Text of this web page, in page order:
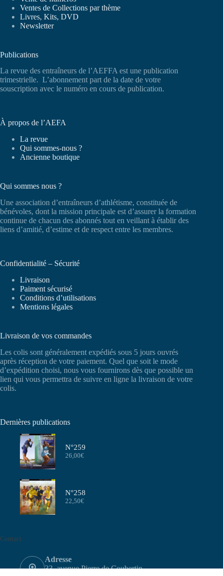
Ventes de Collections par thème
Livres, Kits, DVD
Newsletter
Publications
La revue des entraîneurs de l’AEFFA est une publication
trimestrielle. L’abonnement part de la date de votre
souscription avec le numéro en cours de publication.
À propos de l’AEFA
La revue
Qui sommes-nous ?
Ancienne boutique
Qui sommes nous ?
Une association d’entraîneurs d’athlétisme, constituée de
bénévoles, dont la mission principale est d’assurer la formation
continue de chacun des abonnés tout en veillant à établir des
liens d’amitié, d’estime et de respect entre les membres.
Confidentialité – Sécurité
Livraison
Paiment sécurisé
Conditions d’utilisations
Mentions légales
Livraison de vos commandes
Les colis sont généralement expédiés sous 5 jours ouvrés
après réception de votre paiement. Quel que soit le mode
d’expédition choisi, nous vous fournirons dès que possible un
lien qui vous permettra de suivre en ligne la livraison de votre
colis.
Dernières publications
N°259
26,00€
N°258
22,50€
Contact
Adresse
33, avenue Pierre de Coubertin